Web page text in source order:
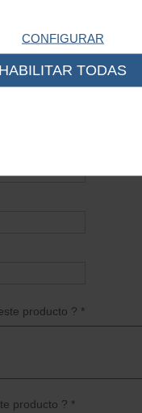
Adhesivo
sobre este artículo
producto ? *
producto ? *
CONFIGURAR
HABILITAR TODAS